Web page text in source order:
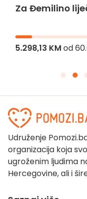
Za Đemilino
5.298,13 KMod
Udruženje
organizacija koja
ugroženim ljudima
Hercegovine, ali i